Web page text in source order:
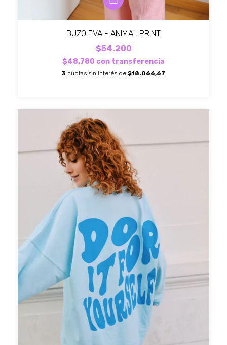
BUZO EVA - ANIMAL PRINT
$54.200
$48.780 con transferencia
3 cuotas sin interés de $18.066,67